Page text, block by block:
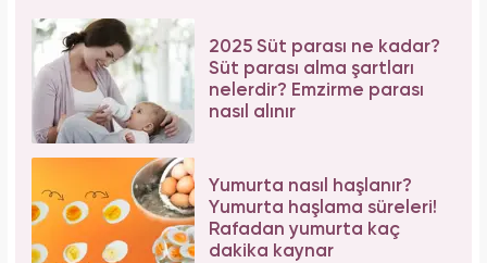
2025 Süt parası ne kadar?
Süt parası alma şartları
nelerdir? Emzirme parası
nasıl alınır
Yumurta nasıl haşlanır?
Yumurta haşlama süreleri!
Rafadan yumurta kaç
dakika kaynar